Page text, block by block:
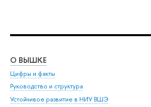
О ВЫШКЕ
Цифры и факты
Руководство и структура
Устойчивое развитие в НИУ ВШЭ